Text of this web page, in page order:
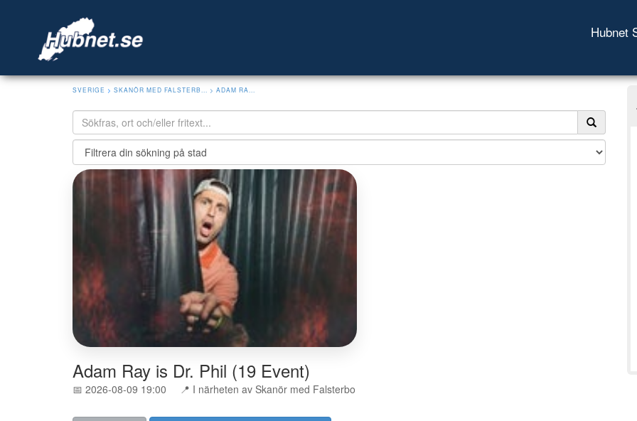
Hubnet
SVERIGE > SKANÖR MED FALSTERB... > ADAM RA...
Adam Ray is Dr. Phil (19 Event)
📅 2026-08-09 19:00 📍 I närheten av Skanör med Falsterbo